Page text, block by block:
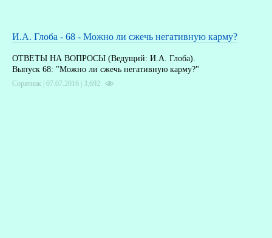
И.А. Глоба - 68 - Можно ли сжечь негативную карму?
ОТВЕТЫ НА ВОПРОСЫ (Ведущий: И.А. Глоба).
Выпуск 68: "Можно ли сжечь негативную карму?"
Соратник | 07.07.2016 | 3,692